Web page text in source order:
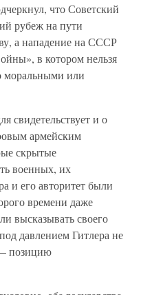
что Советский
рубеж на пути
а нападение на СССР
в котором нельзя
моральными или
свидетельствует и о
армейским
скрытые
военных, их
и его авторитет были
времени даже
высказывать своего
давлением Гитлера не
позицию